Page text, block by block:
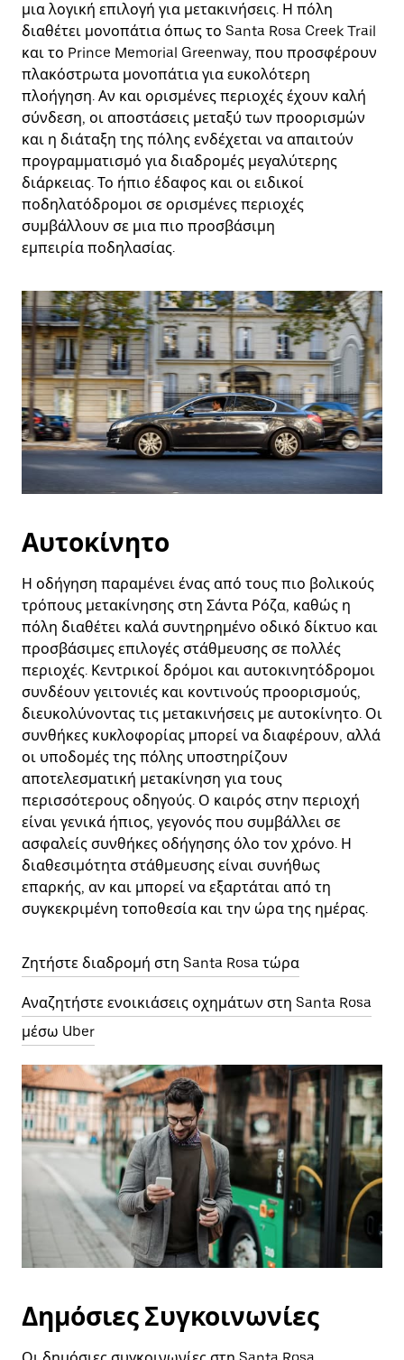
μια λογική επιλογή για μετακινήσεις. Η πόλη
διαθέτει μονοπάτια όπως το Santa Rosa Creek Trail
και το Prince Memorial Greenway, που προσφέρουν
πλακόστρωτα μονοπάτια για ευκολότερη
πλοήγηση. Αν και ορισμένες περιοχές έχουν καλή
σύνδεση, οι αποστάσεις μεταξύ των προορισμών
και η διάταξη της πόλης ενδέχεται να απαιτούν
προγραμματισμό για διαδρομές μεγαλύτερης
διάρκειας. Το ήπιο έδαφος και οι ειδικοί
ποδηλατόδρομοι σε ορισμένες περιοχές
συμβάλλουν σε μια πιο προσβάσιμη
εμπειρία ποδηλασίας.
Αυτοκίνητο
Η οδήγηση παραμένει ένας από τους πιο βολικούς
τρόπους μετακίνησης στη Σάντα Ρόζα, καθώς η
πόλη διαθέτει καλά συντηρημένο οδικό δίκτυο και
προσβάσιμες επιλογές στάθμευσης σε πολλές
περιοχές. Κεντρικοί δρόμοι και αυτοκινητόδρομοι
συνδέουν γειτονιές και κοντινούς προορισμούς,
διευκολύνοντας τις μετακινήσεις με αυτοκίνητο. Οι
συνθήκες κυκλοφορίας μπορεί να διαφέρουν, αλλά
οι υποδομές της πόλης υποστηρίζουν
αποτελεσματική μετακίνηση για τους
περισσότερους οδηγούς. Ο καιρός στην περιοχή
είναι γενικά ήπιος, γεγονός που συμβάλλει σε
ασφαλείς συνθήκες οδήγησης όλο τον χρόνο. Η
διαθεσιμότητα στάθμευσης είναι συνήθως
επαρκής, αν και μπορεί να εξαρτάται από τη
συγκεκριμένη τοποθεσία και την ώρα της ημέρας.
Ζητήστε διαδρομή στη Santa Rosa τώρα
Αναζητήστε ενοικιάσεις οχημάτων στη Santa Rosa
μέσω Uber
Δημόσιες Συγκοινωνίες